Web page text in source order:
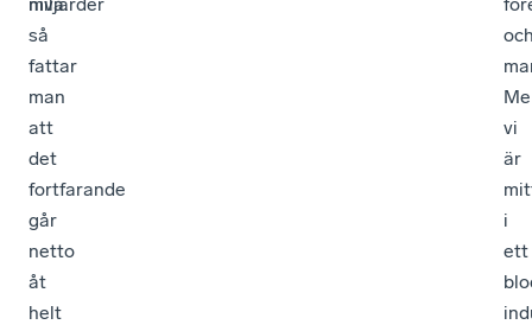
så
fattar
man
att
det
fortfarande
går
netto
åt
helt
vi
är
i
ett